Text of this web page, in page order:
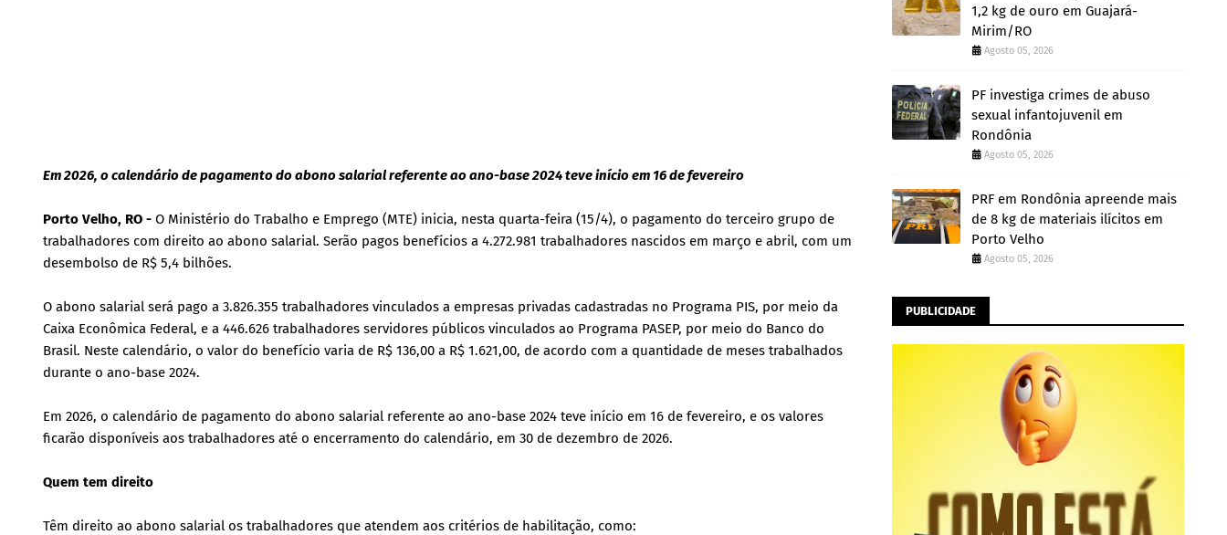
Em 2026, o calendário de pagamento do abono salarial referente ao ano-base 2024 teve início em 16 de fevereiro
Porto Velho, RO - O Ministério do Trabalho e Emprego (MTE) inicia, nesta quarta-feira (15/4), o pagamento do terceiro grupo de
trabalhadores com direito ao abono salarial. Serão pagos benefícios a 4.272.981 trabalhadores nascidos em março e abril, com um
desembolso de R$ 5,4 bilhões.
O abono salarial será pago a 3.826.355 trabalhadores vinculados a empresas privadas cadastradas no Programa PIS, por meio da
Caixa Econômica Federal, e a 446.626 trabalhadores servidores públicos vinculados ao Programa PASEP, por meio do Banco do
Brasil. Neste calendário, o valor do benefício varia de R$ 136,00 a R$ 1.621,00, de acordo com a quantidade de meses trabalhados
durante o ano-base 2024.
Em 2026, o calendário de pagamento do abono salarial referente ao ano-base 2024 teve início em 16 de fevereiro, e os valores
ficarão disponíveis aos trabalhadores até o encerramento do calendário, em 30 de dezembro de 2026.
Quem tem direito
Têm direito ao abono salarial os trabalhadores que atendem aos critérios de habilitação, como:
1,2 kg de ouro em Guajará-
Mirim/RO
Agosto 05, 2026
PF investiga crimes de abuso
sexual infantojuvenil em
Rondônia
Agosto 05, 2026
PRF em Rondônia apreende mais
de 8 kg de materiais ilícitos em
Porto Velho
Agosto 05, 2026
PUBLICIDADE